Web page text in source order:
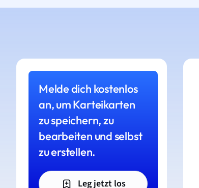
Melde dich kostenlos
an, um Karteikarten
zu speichern, zu
bearbeiten und selbst
zu erstellen.
Leg jetzt los